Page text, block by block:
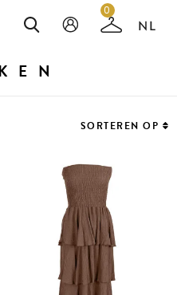
0
SORTEREN OP